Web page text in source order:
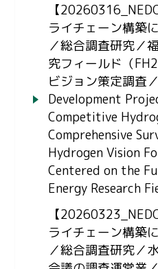
【
ライチェーン構築
／総合調査研究／
究フィールド（
ビジョン策定調査
Development
Competitive
Comprehensive
Hydrogen Vision
Centered on the
Energy Research
【
ライチェーン構築
／総合調査研究／